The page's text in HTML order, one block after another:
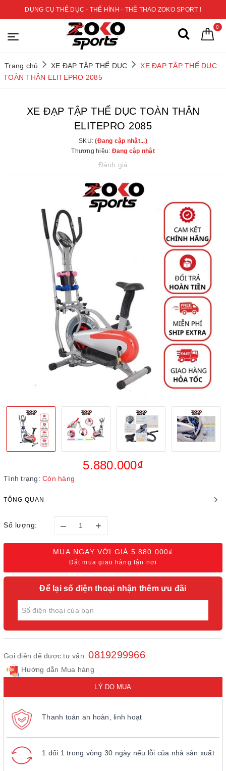
DỤNG CỤ THỂ DỤC - THỂ HÌNH - THỂ THAO ZOKO SPORT !
0
Trang chủ XE ĐẠP TẬP THỂ DỤC
XE ĐẠP TẬP THỂ DỤC
TOÀN THÂN ELITEPRO 2085
XE ĐẠP TẬP THỂ DỤC TOÀN THÂN
ELITEPRO 2085
SKU:(Đang cập nhật...)
Thương hiệu: Đang cập nhật
Đánh giá
5.880.000₫
Tình trạng: Còn hàng
TỔNG QUAN
Số lượng: – +
MUA NGAY VỚI GIÁ 5.880.000₫
Đặt mua giao hàng tận nơi
Để lại số điện thoại nhận thêm ưu đãi
Gọi điện để được tư vấn:0819299966
Hướng dẫn Mua hàng
LÝ DO MUA
Thanh toán an hoàn, linh hoạt
1 đổi 1 trong vòng 30 ngày nếu lỗi của nhà sản xuất